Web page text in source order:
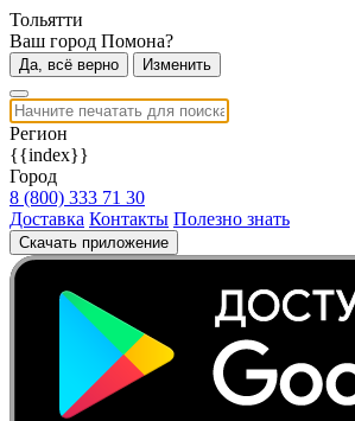
Тольятти
Ваш город Помона?
Да, всё верно Изменить
Регион
{{index}}
Город
8 (800) 333 71 30
Доставка Контакты Полезно знать
Скачать приложение